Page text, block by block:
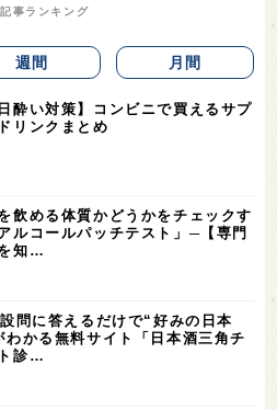
事ランキング
週間 月間
日酔い対策】コンビニで買えるサプ
リンクまとめ
飲める体質かどうかをチェックす
ルコールパッチテスト」─【専門
知…
問に答えるだけで“好みの日本
わかる無料サイト「日本酒三角チ
診…